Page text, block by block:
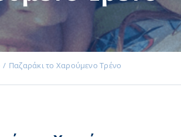
Παζαράκι το Χαρούμενο Τρένο